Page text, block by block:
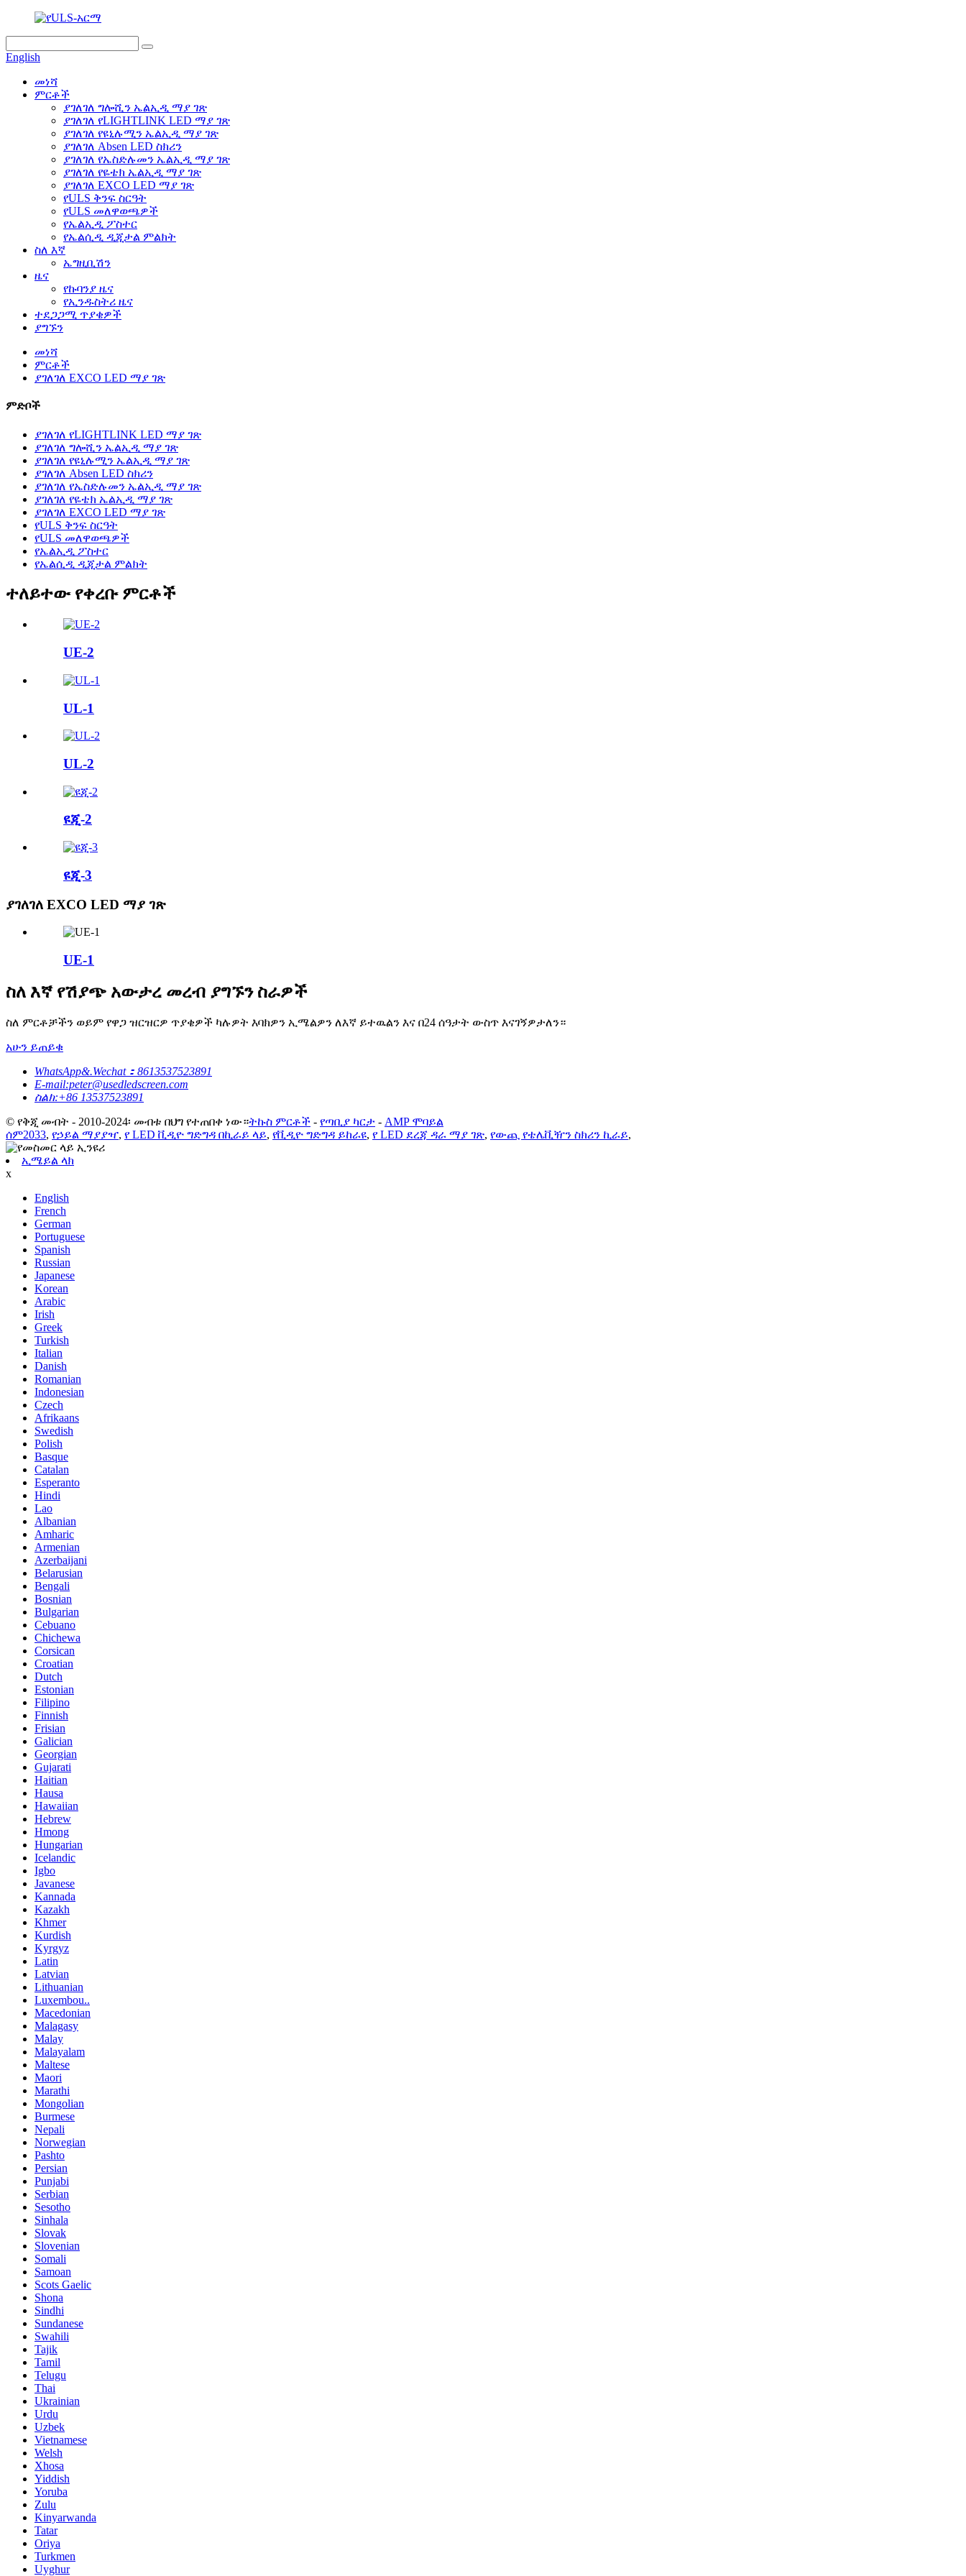
English
መነሻ
ምርቶች
ያገለገለ ግሎሺን ኤልኢዲ ማያ ገጽ
ያገለገለ የLIGHTLINK LED ማያ ገጽ
ያገለገለ የዩኒሉሚን ኤልኢዲ ማያ ገጽ
ያገለገለ Absen LED ስክሪን
ያገለገለ የኤስድሉመን ኤልኢዲ ማያ ገጽ
ያገለገለ የዬቴክ ኤልኢዲ ማያ ገጽ
ያገለገለ EXCO LED ማያ ገጽ
የULS ቅንፍ ስርዓት
የULS መለዋወጫዎች
የኤልኢዲ ፖስተር
የኤልሲዲ ዲጂታል ምልክት
ስለ እኛ
ኤግዚቢሽን
ዜና
የኩባንያ ዜና
የኢንዱስትሪ ዜና
ተደጋጋሚ ጥያቄዎች
ያግኙን
መነሻ
ምርቶች
ያገለገለ EXCO LED ማያ ገጽ
ምድቦች
ያገለገለ የLIGHTLINK LED ማያ ገጽ
ያገለገለ ግሎሺን ኤልኢዲ ማያ ገጽ
ያገለገለ የዩኒሉሚን ኤልኢዲ ማያ ገጽ
ያገለገለ Absen LED ስክሪን
ያገለገለ የኤስድሉመን ኤልኢዲ ማያ ገጽ
ያገለገለ የዬቴክ ኤልኢዲ ማያ ገጽ
ያገለገለ EXCO LED ማያ ገጽ
የULS ቅንፍ ስርዓት
የULS መለዋወጫዎች
የኤልኢዲ ፖስተር
የኤልሲዲ ዲጂታል ምልክት
ተለይተው የቀረቡ ምርቶች
UE-2
UL-1
UL-2
ዩጂ-2
ዩጂ-3
ያገለገለ EXCO LED ማያ ገጽ
UE-1
ስለ እኛ የሽያጭ አውታረ መረብ ያግኙን ስራዎች
ስለ ምርቶቻችን ወይም የዋጋ ዝርዝርዎ ጥያቄዎች ካሉዎት እባክዎን ኢሜልዎን ለእኛ ይተዉልን እና በ24 ሰዓታት ውስጥ እናገኝዎታለን።
አሁን ይጠይቁ
WhatsApp&.Wechat：8613537523891
E-mail:peter@usedledscreen.com
ስልክ:+86 13537523891
© የቅጂ መብት - 2010-2024፡ መብቱ በህግ የተጠበቀ ነው።ትኩስ ምርቶች - የጣቢያ ካርታ - AMP ሞባይል
ሰም2033, የኃይል ማያያዣ, የ LED ቪዲዮ ግድግዳ በኪራይ ላይ, የቪዲዮ ግድግዳ ይከራዩ, የ LED ደረጃ ዳራ ማያ ገጽ, የውጪ የቴሌቪዥን ስክሪን ኪራይ,
ኢሜይል ላክ
x
English
French
German
Portuguese
Spanish
Russian
Japanese
Korean
Arabic
Irish
Greek
Turkish
Italian
Danish
Romanian
Indonesian
Czech
Afrikaans
Swedish
Polish
Basque
Catalan
Esperanto
Hindi
Lao
Albanian
Amharic
Armenian
Azerbaijani
Belarusian
Bengali
Bosnian
Bulgarian
Cebuano
Chichewa
Corsican
Croatian
Dutch
Estonian
Filipino
Finnish
Frisian
Galician
Georgian
Gujarati
Haitian
Hausa
Hawaiian
Hebrew
Hmong
Hungarian
Icelandic
Igbo
Javanese
Kannada
Kazakh
Khmer
Kurdish
Kyrgyz
Latin
Latvian
Lithuanian
Luxembou..
Macedonian
Malagasy
Malay
Malayalam
Maltese
Maori
Marathi
Mongolian
Burmese
Nepali
Norwegian
Pashto
Persian
Punjabi
Serbian
Sesotho
Sinhala
Slovak
Slovenian
Somali
Samoan
Scots Gaelic
Shona
Sindhi
Sundanese
Swahili
Tajik
Tamil
Telugu
Thai
Ukrainian
Urdu
Uzbek
Vietnamese
Welsh
Xhosa
Yiddish
Yoruba
Zulu
Kinyarwanda
Tatar
Oriya
Turkmen
Uyghur